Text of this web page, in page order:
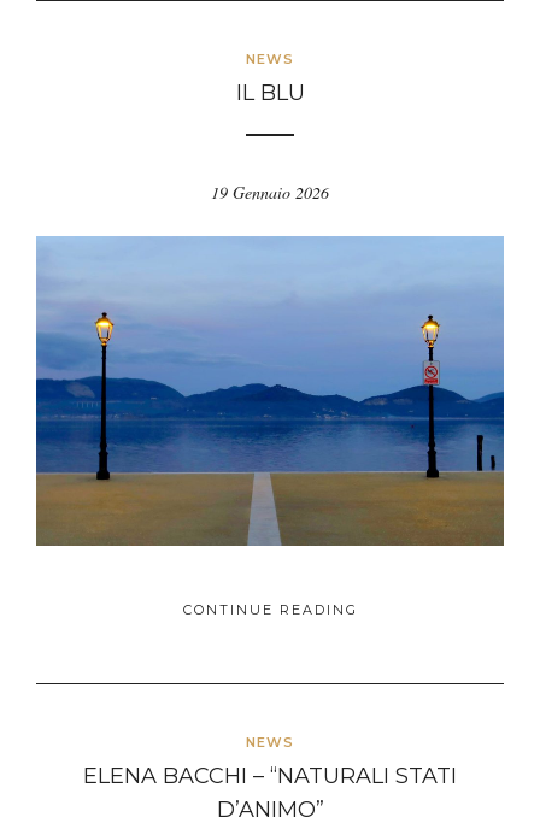
NEWS
IL BLU
19 Gennaio 2026
CONTINUE READING
NEWS
ELENA BACCHI – “NATURALI STATI
D’ANIMO”